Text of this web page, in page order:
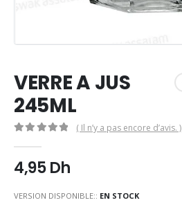
VERRE A JUS
245ML
( Il n’y a pas encore d’avis. )
4,95Dh
VERSION DISPONIBLE:: EN STOCK